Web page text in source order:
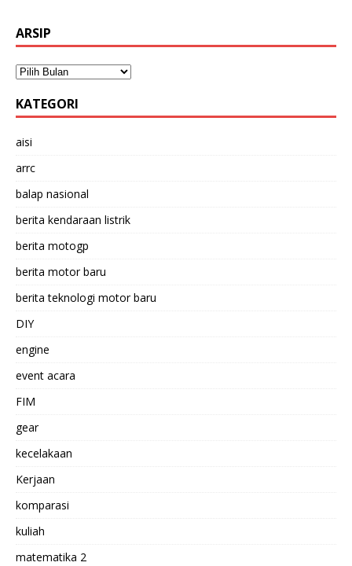
ARSIP
KATEGORI
aisi
arrc
balap nasional
berita kendaraan listrik
berita motogp
berita motor baru
berita teknologi motor baru
DIY
engine
event acara
FIM
gear
kecelakaan
Kerjaan
komparasi
kuliah
matematika 2